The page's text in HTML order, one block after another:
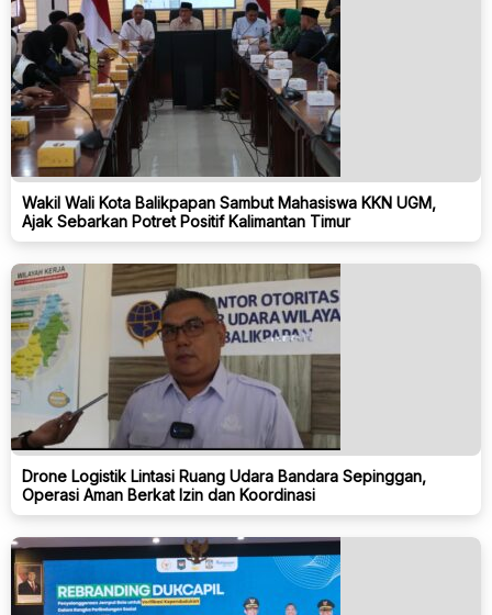
Wakil Wali Kota Balikpapan Sambut Mahasiswa KKN UGM,
Ajak Sebarkan Potret Positif Kalimantan Timur
Drone Logistik Lintasi Ruang Udara Bandara Sepinggan,
Operasi Aman Berkat Izin dan Koordinasi